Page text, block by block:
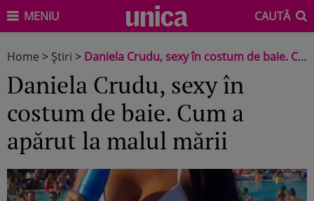
MENIU CAUTĂ
Home > Știri > Daniela Crudu, sexy în costum de baie. Cum a apărut la malul mării
Daniela Crudu, sexy în
costum de baie. Cum a
apărut la malul mării